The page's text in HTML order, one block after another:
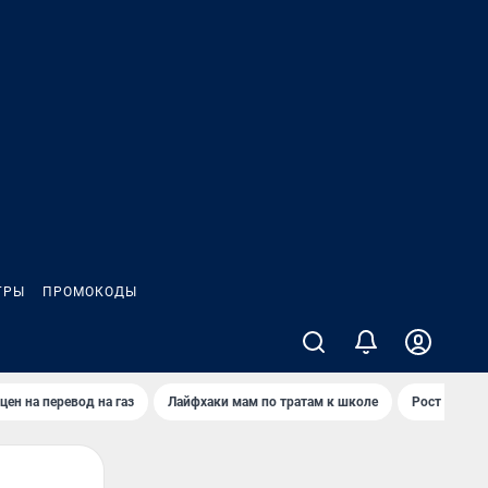
ПРОМОКОДЫ
на перевод на газ Лайфхаки мам по тратам к школе Рост цен на